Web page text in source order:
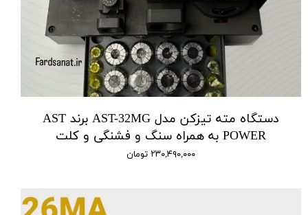
دستگاه مته تیزکن مدل AST-32MG برند AST
POWER به همراه سنگ و فشنگی و کلت
۲۳۰,۴۹۰,۰۰۰ تومان